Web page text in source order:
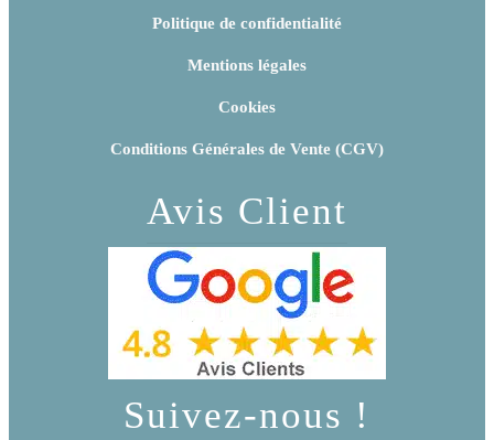
Politique de confidentialité
Mentions légales
Cookies
Conditions Générales de Vente (CGV)
Avis Client
Suivez-nous !